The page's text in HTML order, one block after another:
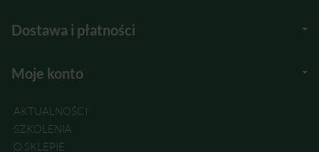
Dostawa i płatności
Moje konto
AKTUALNOŚCI
SZKOLENIA
O SKLEPIE